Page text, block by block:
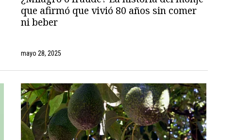
que afirmó que vivió 80 años sin comer
ni beber
mayo 28, 2025